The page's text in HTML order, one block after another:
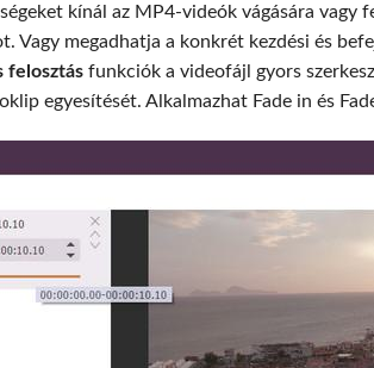
kínál az MP4-videók vágására vagy
Vagy megadhatja a konkrét kezdési és
felosztás funkciók a videofájl gyors
egyesítését. Alkalmazhat Fade in és